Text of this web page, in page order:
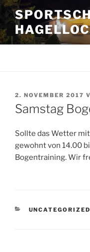
Zum
Inhalt
springen
VERÖFFENTLICHT
AM
2. NOVEMBER 2017
Samstag
Sollte das Wetter
gewohnt von 14.00
Bogentraining. Wir
KATEGORIEN
UNCATEGORIZED